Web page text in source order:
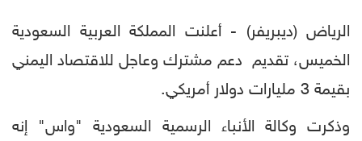
الرياض (ديبريفر) - أعلنت المملكة العربية السعودية
الخميس، تقديم دعم مشترك وعاجل للاقتصاد اليمني
بقيمة 3 مليارات دولار أمريكي.
وذكرت وكالة الأنباء الرسمية السعودية "واس" إنه